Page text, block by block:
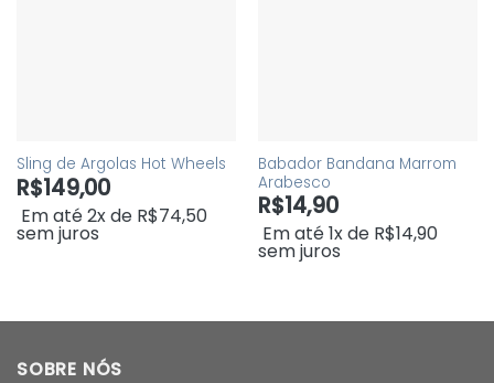
Sling de Argolas Hot Wheels
R$149,00
Em até 2x de R$74,50
sem juros
Babador Bandana Marrom
Arabesco
R$14,90
Em até 1x de R$14,90
sem juros
SOBRE NÓS